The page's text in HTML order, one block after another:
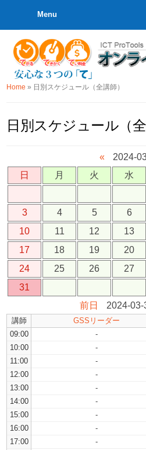
Menu
Home » 日別スケジュール（全講師）
日別スケジュール（全
« 2024-
日 月 火 水
3
4 5 6
10
11 12 13
17
18 19 20
24
25 26 27
31
前日
2024-03-
講師 GSSリーダー
09:00
-
10:00
-
11:00
-
12:00
-
13:00
-
14:00
-
15:00
-
16:00
-
17:00
-